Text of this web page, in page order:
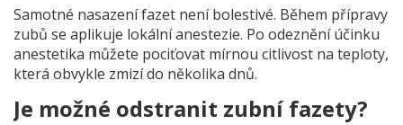
Samotné nasazení fazet není bolestivé. Během přípravy
zubů se aplikuje lokální anestezie. Po odeznění účinku
anestetika můžete pociťovat mírnou citlivost na teploty,
která obvykle zmizí do několika dnů.
Je možné odstranit zubní fazety?